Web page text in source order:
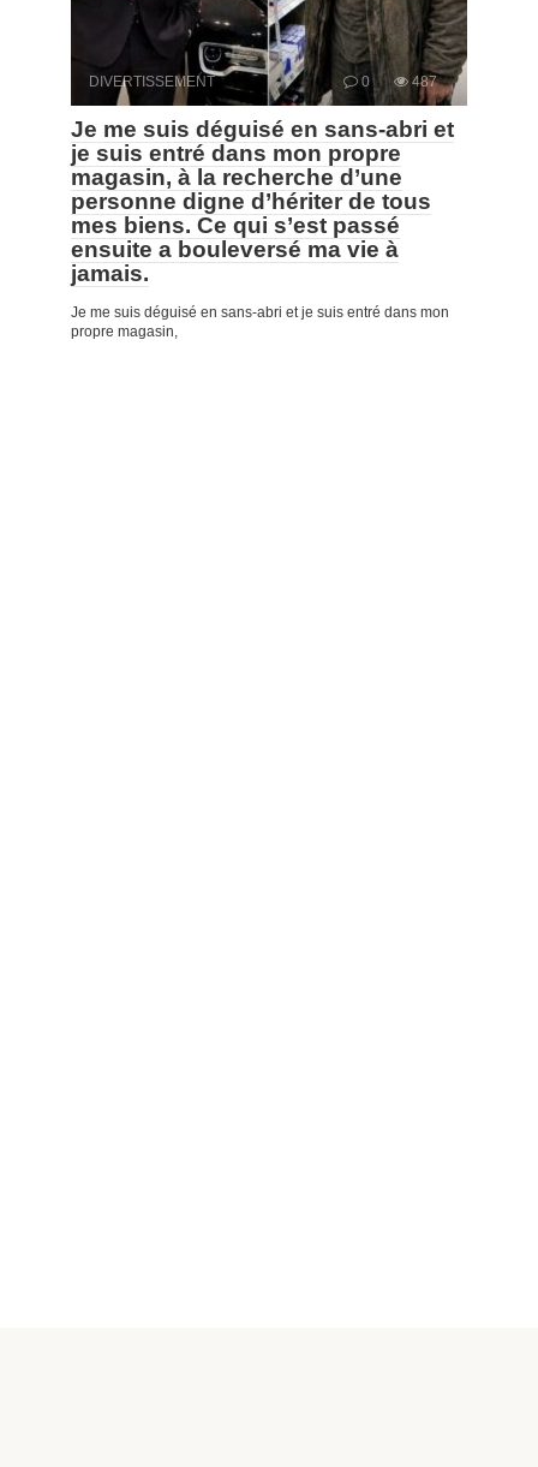
DIVERTISSEMENT 0 487
Je me suis déguisé en sans-abri et
je suis entré dans mon propre
magasin, à la recherche d’une
personne digne d’hériter de tous
mes biens. Ce qui s’est passé
ensuite a bouleversé ma vie à
jamais.
Je me suis déguisé en sans-abri et je suis entré dans mon
propre magasin,